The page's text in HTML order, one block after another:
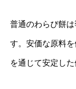
普通のわらび餅
す。安価な原料
を通じて安定し